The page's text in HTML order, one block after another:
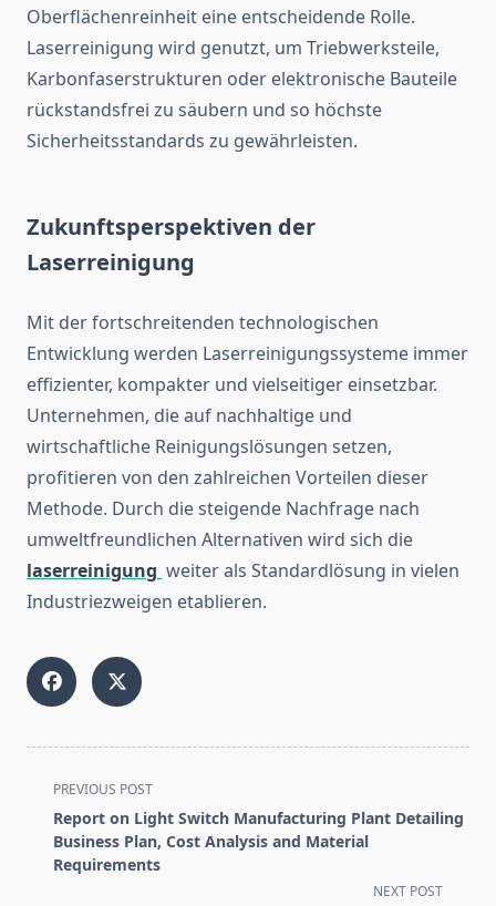
Oberflächenreinheit eine entscheidende Rolle.
Laserreinigung wird genutzt, um Triebwerksteile,
Karbonfaserstrukturen oder elektronische Bauteile
rückstandsfrei zu säubern und so höchste
Sicherheitsstandards zu gewährleisten.
Zukunftsperspektiven der
Laserreinigung
Mit der fortschreitenden technologischen
Entwicklung werden Laserreinigungssysteme immer
effizienter, kompakter und vielseitiger einsetzbar.
Unternehmen, die auf nachhaltige und
wirtschaftliche Reinigungslösungen setzen,
profitieren von den zahlreichen Vorteilen dieser
Methode. Durch die steigende Nachfrage nach
umweltfreundlichen Alternativen wird sich die
laserreinigung weiter als Standardlösung in vielen
Industriezweigen etablieren.
<span
class="nav-
subtitle
screen-
PREVIOUS POST
Report on Light Switch Manufacturing Plant Detailing
Business Plan, Cost Analysis and Material
Requirements
NEXT POST